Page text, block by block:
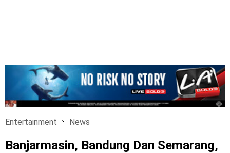
Entertainment News
Banjarmasin, Bandung Dan Semarang,